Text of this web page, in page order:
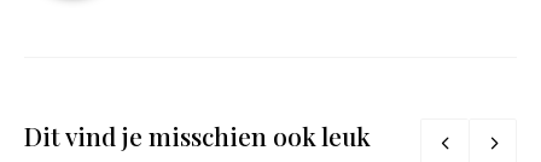
Dit vind je misschien ook leuk